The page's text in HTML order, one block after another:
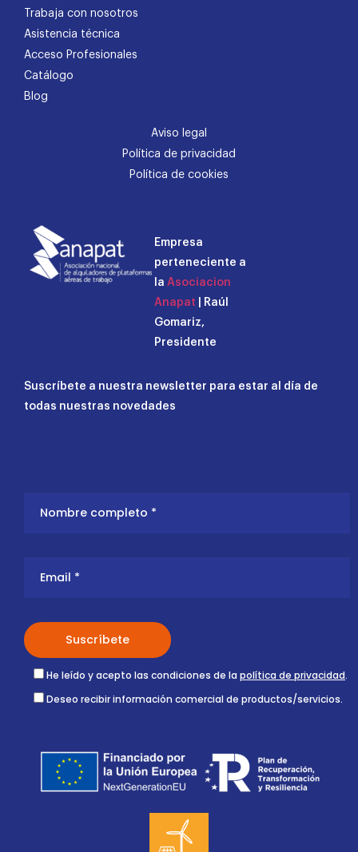
Trabaja con nosotros
Asistencia técnica
Acceso Profesionales
Catálogo
Blog
Aviso legal
Política de privacidad
Política de cookies
Empresa
perteneciente a
la Asociacion
Anapat | Raúl
Gomariz,
Presidente
Suscríbete a nuestra newsletter para estar al día de
todas nuestras novedades
He leído y acepto las condiciones de la política de privacidad.
Deseo recibir información comercial de productos/servicios.